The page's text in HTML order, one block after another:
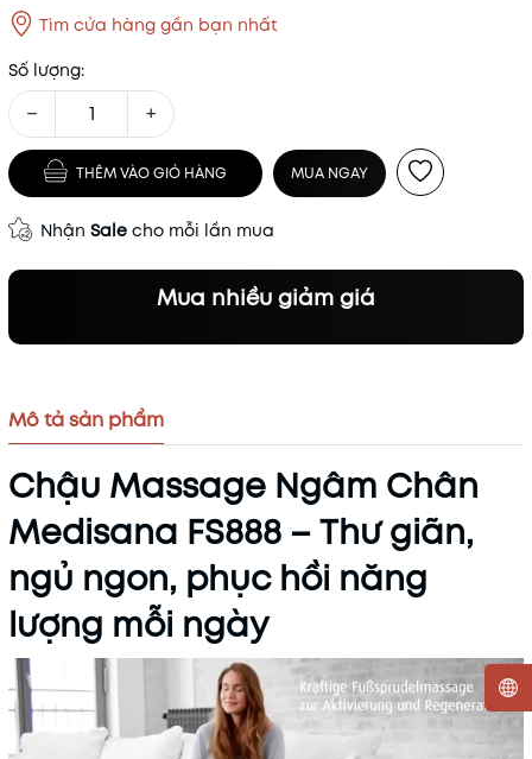
Tìm cửa hàng gần bạn nhất
Số lượng:
− +
THÊM VÀO GIỎ HÀNG MUA NGAY
Nhận Sale cho mỗi lần mua
Mua nhiều giảm giá
Mã khuyến mãi:
Mô tả sản phẩm
Chậu Massage Ngâm Chân
Medisana FS888 – Thư giãn,
ngủ ngon, phục hồi năng
lượng mỗi ngày